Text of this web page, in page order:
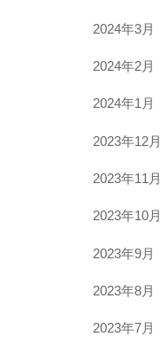
2024年3月
2024年2月
2024年1月
2023年12月
2023年11月
2023年10月
2023年9月
2023年8月
2023年7月